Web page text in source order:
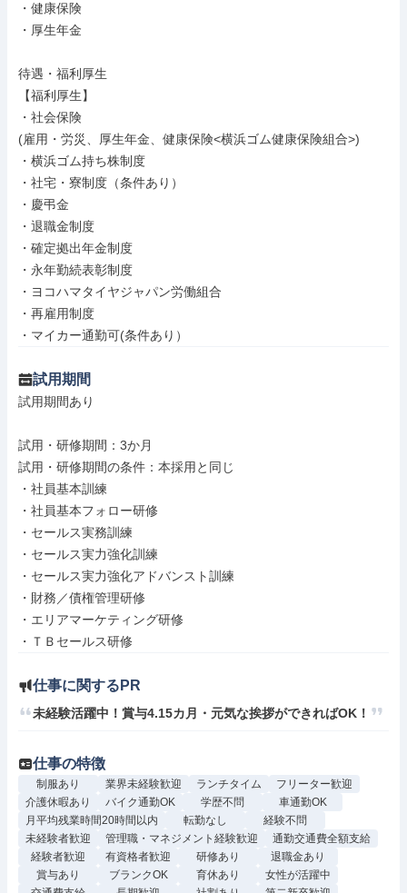
・健康保険
・厚生年金
待遇・福利厚生
【福利厚生】
・社会保険
(雇用・労災、厚生年金、健康保険<横浜ゴム健康保険組合>)
・横浜ゴム持ち株制度
・社宅・寮制度（条件あり）
・慶弔金
・退職金制度
・確定拠出年金制度
・永年勤続表彰制度
・ヨコハマタイヤジャパン労働組合
・再雇用制度
・マイカー通勤可(条件あり）
試用期間
試用期間あり
試用・研修期間：3か月
試用・研修期間の条件：本採用と同じ
・社員基本訓練
・社員基本フォロー研修
・セールス実務訓練
・セールス実力強化訓練
・セールス実力強化アドバンスト訓練
・財務／債権管理研修
・エリアマーケティング研修
仕事に関するPR
未経験活躍中！賞与4.15カ月・元気な挨拶ができればOK！
仕事の特徴
制服あり 業界未経験歓迎 ランチタイム
フリーター歓迎
介護休暇あり
バイク通勤OK 学歴不問
車通勤OK
月平均残業時間20時間以内
転勤なし
経験不問
未経験者歓迎
管理職・マネジメント経験歓迎
通勤交通費全額支給
経験者歓迎
有資格者歓迎 研修あり
退職金あり
賞与あり
ブランクOK 育休あり
女性が活躍中